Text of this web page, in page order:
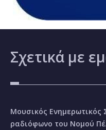
Σχετικά με
Μουσικός Ενημερωτικός
ραδιόφωνο του Νομού